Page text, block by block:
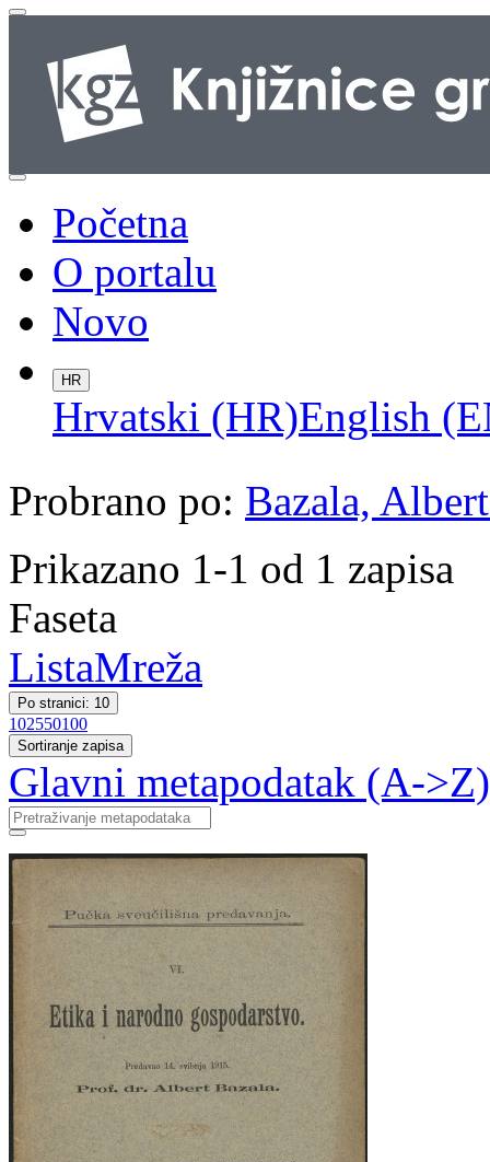
Početna
O portalu
Novo
HR
Hrvatski (HR)English
Probrano po: Bazala,
Prikazano 1-1 od 1 zapisa
Faseta
ListaMreža
Po stranici: 10
102550100
Sortiranje zapisa
Glavni metapodatak (A->Z)